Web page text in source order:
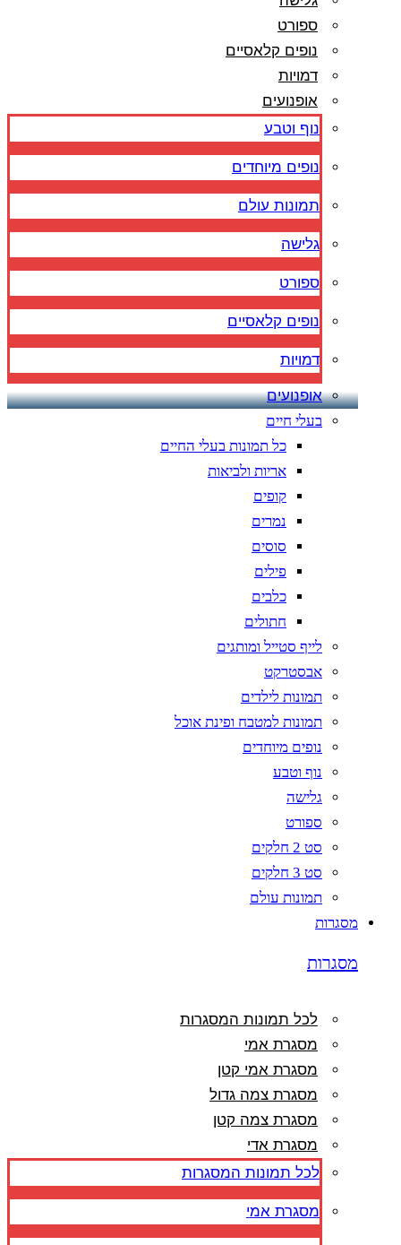
ספורט
נופים קלאסיים
דמויות
אופנועים
נוף וטבע
נופים מיוחדים
תמונות עולם
גלישה
ספורט
נופים קלאסיים
דמויות
אופנועים
בעלי חיים
כל תמונות בעלי החיים
אריות ולביאות
קופים
נמרים
סוסים
פילים
כלבים
חתולים
לייף סטייל ומותגים
אבסטרקט
תמונות לילדים
תמונות למטבח ופינת אוכל
נופים מיוחדים
נוף וטבע
גלישה
ספורט
סט 2 חלקים
סט 3 חלקים
תמונות עולם
מסגרות
מסגרות
לכל תמונות המסגרות
מסגרת אמי
מסגרת אמי קטן
מסגרת צמה גדול
מסגרת צמה קטן
מסגרת אדי
לכל תמונות המסגרות
מסגרת אמי